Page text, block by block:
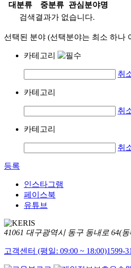
대분류 중분류
관심분야명
검색결과가 없습니다.
선택된 분야 (선택분야는 최소 하나
카테고리
취
카테고리
취
카테고리
취
등록
인스타그램
페이스북
유튜브
41061 대구광역시 동구 동내로 64(
고객센터 (평일: 09:00 ~ 18:00)1599-